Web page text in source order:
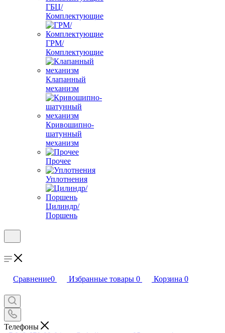
ГБЦ/
Комплектующие
ГРМ/
Комплектующие
Клапанный
механизм
Кривошипно-
шатунный
механизм
Прочее
Уплотнения
Цилиндр/
Поршень
Сравнение0 Избранные товары 0 Корзина 0
Телефоны